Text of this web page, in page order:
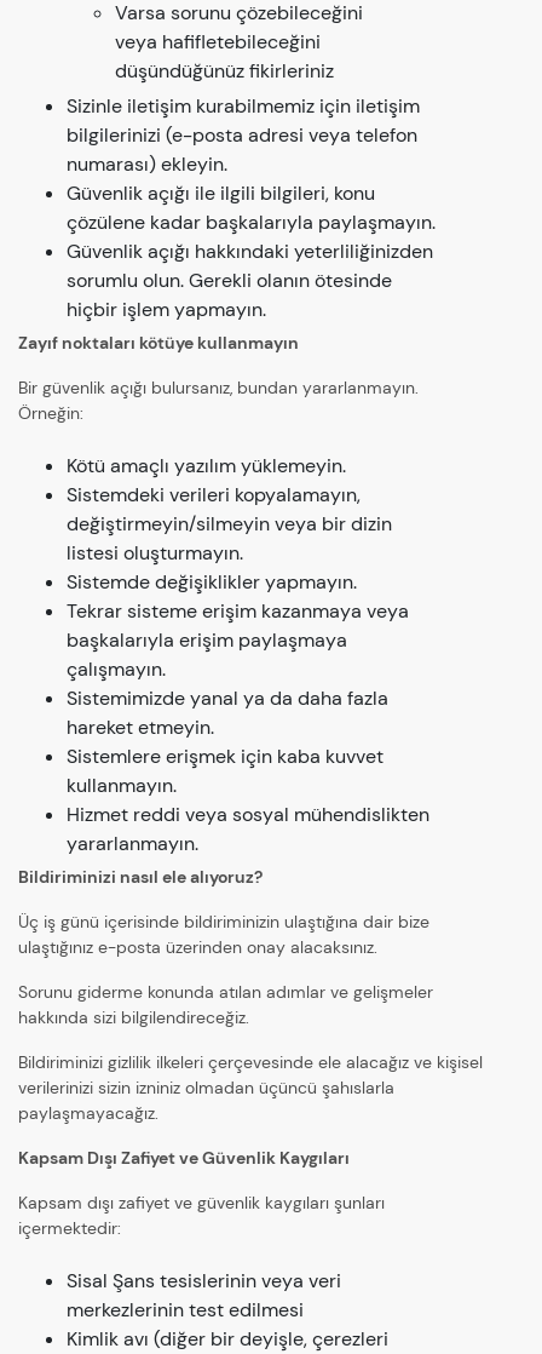
Varsa sorunu çözebileceğini
veya hafifletebileceğini
düşündüğünüz fikirleriniz
Sizinle iletişim kurabilmemiz için iletişim
bilgilerinizi (e-posta adresi veya telefon
numarası) ekleyin.
Güvenlik açığı ile ilgili bilgileri, konu
çözülene kadar başkalarıyla paylaşmayın.
Güvenlik açığı hakkındaki yeterliliğinizden
sorumlu olun. Gerekli olanın ötesinde
hiçbir işlem yapmayın.
Zayıf noktaları kötüye kullanmayın
Bir güvenlik açığı bulursanız, bundan yararlanmayın.
Örneğin:
Kötü amaçlı yazılım yüklemeyin.
Sistemdeki verileri kopyalamayın,
değiştirmeyin/silmeyin veya bir dizin
listesi oluşturmayın.
Sistemde değişiklikler yapmayın.
Tekrar sisteme erişim kazanmaya veya
başkalarıyla erişim paylaşmaya
çalışmayın.
Sistemimizde yanal ya da daha fazla
hareket etmeyin.
Sistemlere erişmek için kaba kuvvet
kullanmayın.
Hizmet reddi veya sosyal mühendislikten
yararlanmayın.
Bildiriminizi nasıl ele alıyoruz?
Üç iş günü içerisinde bildiriminizin ulaştığına dair bize
ulaştığınız e-posta üzerinden onay alacaksınız.
Sorunu giderme konunda atılan adımlar ve gelişmeler
hakkında sizi bilgilendireceğiz.
Bildiriminizi gizlilik ilkeleri çerçevesinde ele alacağız ve kişisel
verilerinizi sizin izniniz olmadan üçüncü şahıslarla
paylaşmayacağız.
Kapsam Dışı Zafiyet ve Güvenlik Kaygıları
Kapsam dışı zafiyet ve güvenlik kaygıları şunları
içermektedir:
Sisal Şans tesislerinin veya veri
merkezlerinin test edilmesi
Kimlik avı (diğer bir deyişle, çerezleri